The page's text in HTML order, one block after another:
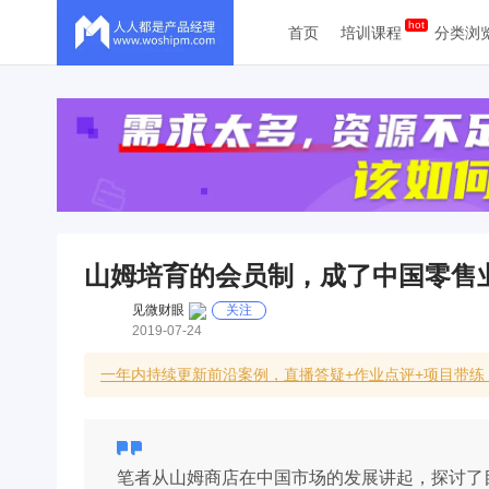
首页 培训课程 分类浏
山姆培育的会员制，成了中国零售
见微财眼
关注
2019-07-24
一年内持续更新前沿案例，直播答疑+作业点评+项目带
笔者从山姆商店在中国市场的发展讲起，探讨